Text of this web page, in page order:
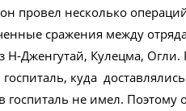
провел несколько
сражения между
Н-Дженгутай, Кулецма,
куда
госпиталь не имел.